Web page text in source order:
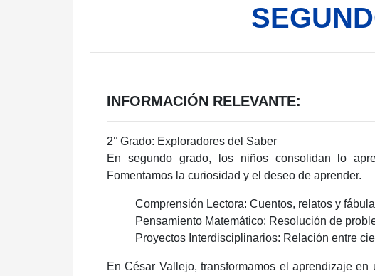
INFORMACIÓN RELEVANTE:
2° Grado: Exploradores del Saber
En segundo grado, los niños consolidan lo
Fomentamos la curiosidad y el deseo de aprender.
Comprensión Lectora: Cuentos, relatos y
Pensamiento Matemático: Resolución de
Proyectos Interdisciplinarios: Relación entre
En César Vallejo, transformamos el aprendizaje